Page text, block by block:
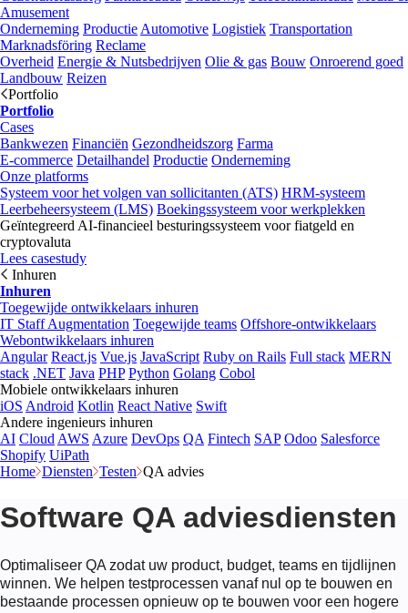
Amusement
Onderneming Productie Automotive Logistiek Transportation
Marknadsföring Reclame
Overheid Energie & Nutsbedrijven Olie & gas Bouw Onroerend goed
Landbouw Reizen
Portfolio
Portfolio
Cases
Bankwezen Financiën Gezondheidszorg Farma
E-commerce Detailhandel Productie Onderneming
Onze platforms
Systeem voor het volgen van sollicitanten (ATS) HRM-systeem
Leerbeheersysteem (LMS) Boekingssysteem voor werkplekken
Geïntegreerd AI-financieel besturingssysteem voor fiatgeld en
cryptovaluta
Lees casestudy
Inhuren
Inhuren
Toegewijde ontwikkelaars inhuren
IT Staff Augmentation Toegewijde teams Offshore-ontwikkelaars
Webontwikkelaars inhuren
Angular React.js Vue.js JavaScript Ruby on Rails Full stack MERN
stack .NET Java PHP Python Golang Cobol
Mobiele ontwikkelaars inhuren
iOS Android Kotlin React Native Swift
Andere ingenieurs inhuren
AI Cloud AWS Azure DevOps QA Fintech SAP Odoo Salesforce
Shopify UiPath
Home Diensten Testen QA advies
Software QA adviesdiensten
Optimaliseer QA zodat uw product, budget, teams en tijdlijnen
winnen. We helpen testprocessen vanaf nul op te bouwen en
bestaande processen opnieuw op te bouwen voor een hogere